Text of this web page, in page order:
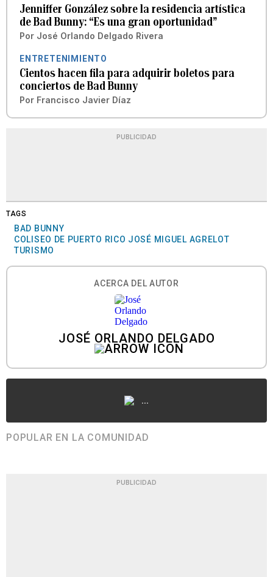
Jenniffer González sobre la residencia artística
de Bad Bunny: “Es una gran oportunidad”
Por José Orlando Delgado Rivera
ENTRETENIMIENTO
Cientos hacen fila para adquirir boletos para
conciertos de Bad Bunny
Por Francisco Javier Díaz
PUBLICIDAD
TAGS
BAD BUNNY
COLISEO DE PUERTO RICO JOSÉ MIGUEL AGRELOT
TURISMO
ACERCA DEL AUTOR
JOSÉ ORLANDO DELGADO
...
POPULAR EN LA COMUNIDAD
PUBLICIDAD